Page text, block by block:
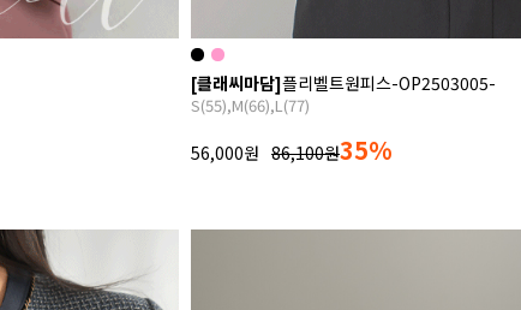
[클래씨마담]플리벨트원피스-OP2503005-
S(55),M(66),L(77)
56,000원 86,100원35%